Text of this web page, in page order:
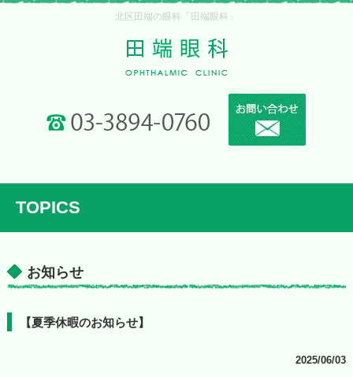
北区田端の眼科「田端眼科」
TOPICS
お知らせ
【夏季休暇のお知らせ】
2025/06/03